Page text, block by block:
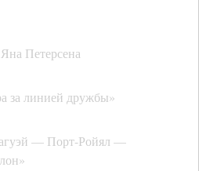
Петерсена
за линией дружбы»
— Порт-Ройял —